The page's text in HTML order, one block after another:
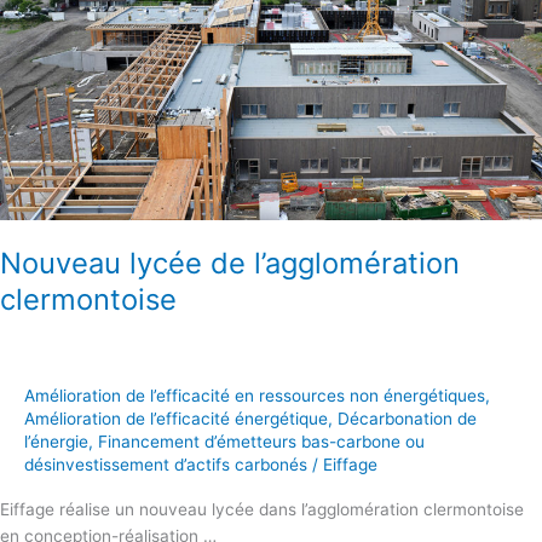
Nouveau lycée de l’agglomération
clermontoise
Amélioration de l’efficacité en ressources non énergétiques,
Amélioration de l’efficacité énergétique, Décarbonation de
l’énergie, Financement d’émetteurs bas-carbone ou
désinvestissement d’actifs carbonés / Eiffage
Eiffage réalise un nouveau lycée dans l’agglomération clermontoise
en conception-réalisation …